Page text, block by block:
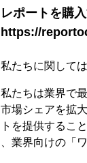
レポートを購
https://
私たちに関しては
私たちは業界で
市場シェアを拡
トを提供するこ
、業界向けの「